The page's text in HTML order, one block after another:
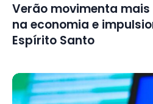
Verão movimenta mais
na economia e
Espírito Santo